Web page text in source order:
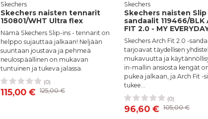
Skechers
Skechers naisten tennarit
150801/WHT Ultra flex
Nämä Skechers Slip-ins - tennarit on
helppo sujauttaa jalkaan! Neljään
suuntaan joustava ja pehmeä
neulospäällinen on mukavan
tuntuinen ja tukeva jalassa.
36
37 41
(0)
115,00 € 125,00 €
Skechers
Skechers naisten Slip
sandaalit 119466/BLK
FIT 2.0 - MY
Skechers Arch Fit 2.0 -
tarjoavat täydellisen
mukavuutta ja
in-mallin ansiosta kengät
pukea jalkaan, ja Arch Fit -
tukee...
39
40(0)
96,60 € 105,00 €